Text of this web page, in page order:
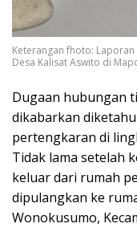
Keterangan fhoto:
Desa Kalisat Aswito di
Dugaan hubungan
dikabarkan
pertengkaran di
Tidak lama setelah
keluar dari rumah
dipulangkan ke
Wonokusumo,